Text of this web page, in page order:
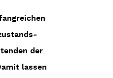
der
lassen